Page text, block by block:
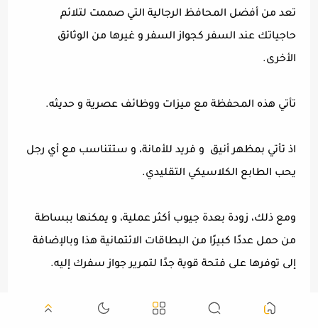
تعد من أفضل المحافظ الرجالية التي صممت لتلائم
حاجياتك عند السفر كجواز السفر و غيرها من الوثائق
الأخرى.
تأتي هذه المحفظة مع ميزات ووظائف عصرية و حديثه.
اذ تأتي بمظهر أنيق و فريد للأمانة، و ستتناسب مع أي رجل
يحب الطابع الكلاسيكي التقليدي.
ومع ذلك، زودة بعدة جيوب أكثر عملية، و يمكنها ببساطة
من حمل عددًا كبيرًا من البطاقات الائتمانية هذا وبالإضافة
إلى توفرها على فتحة قوية جدًا لتمرير جواز سفرك إليه.
لذا اذا كنت تبحث عن محفظة جيب رجالي فإن هذه المحفظة